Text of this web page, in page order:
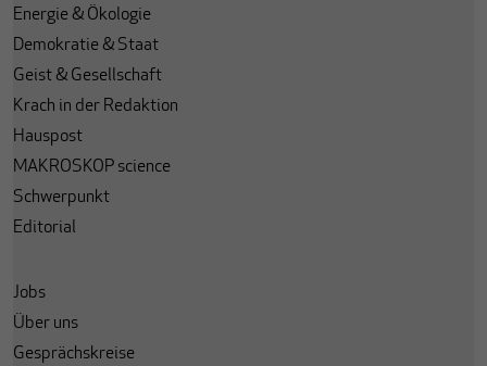
Energie & Ökologie
Demokratie & Staat
Geist & Gesellschaft
Krach in der Redaktion
Hauspost
MAKROSKOP science
Schwerpunkt
Editorial
Jobs
Über uns
Gesprächskreise